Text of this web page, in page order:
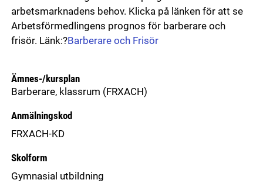
arbetsmarknadens behov. Klicka på länken för att se
Arbetsförmedlingens prognos för barberare och
frisör. Länk:?Barberare och Frisör
Ämnes-/kursplan
Barberare, klassrum (FRXACH)
Anmälningskod
FRXACH-KD
Skolform
Gymnasial utbildning